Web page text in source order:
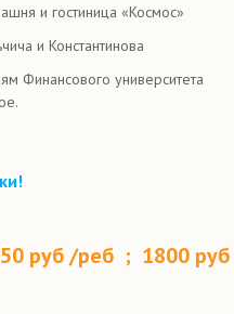
и гостиница «Космос»
и Константинова
Финансового университета
руб /реб ; 1800 руб